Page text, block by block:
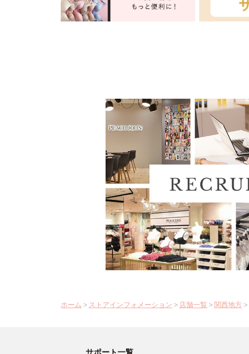
ホーム > ストアインフォメーション > 店舗一覧 > 関西地方 >
サポート一覧